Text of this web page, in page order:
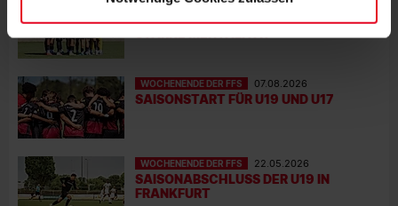
WOCHENENDE DER FFS 10.08.2026
ERFOLGREICHER AUFTAKT UND
WOCHENENDE DER FFS 07.08.2026
SAISONSTART FÜR U19 UND U17
WOCHENENDE DER FFS 22.05.2026
SAISONABSCHLUSS DER U19 IN
FRANKFURT